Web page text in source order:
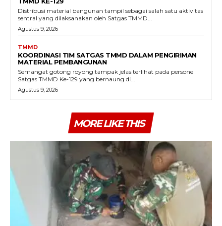
Distribusi material bangunan tampil sebagai salah satu aktivitas
sentral yang dilaksanakan oleh Satgas TMMD...
Agustus 9, 2026
TMMD
KOORDINASI TIM SATGAS TMMD DALAM PENGIRIMAN
MATERIAL PEMBANGUNAN
Semangat gotong royong tampak jelas terlihat pada personel
Satgas TMMD Ke-129 yang bernaung di...
Agustus 9, 2026
MORE LIKE THIS